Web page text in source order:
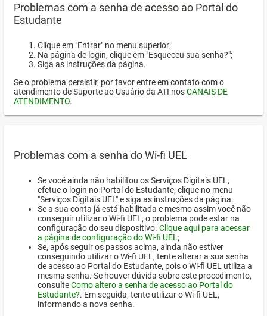
Problemas com a senha de acesso ao Portal do
Estudante
Clique em "Entrar" no menu superior;
Na página de login, clique em "Esqueceu sua senha?";
Siga as instruções da página.
Se o problema persistir, por favor entre em contato com o
atendimento de Suporte ao Usuário da ATI nosCANAIS DE
ATENDIMENTO.
Problemas com a senha do Wi-fi UEL
Se você ainda não habilitou os Serviços Digitais UEL,
efetue o login no Portal do Estudante, clique no menu
"Serviços Digitais UEL" e siga as instruções da página.
Se a sua conta já está habilitada e mesmo assim você não
conseguir utilizar o Wi-fi UEL, o problema pode estar na
configuração do seu dispositivo. Clique aqui para acessar
a página de configuração do Wi-fi UEL ;
Se, após seguir os passos acima, ainda não estiver
conseguindo utilizar o Wi-fi UEL, tente alterar a sua senha
de acesso ao Portal do Estudante, pois o Wi-fi UEL utiliza a
mesma senha. Se houver dúvida sobre este procedimento,
consulteComo altero a senha de acesso ao Portal do
Estudante?. Em seguida, tente utilizar o Wi-fi UEL,
informando a nova senha.